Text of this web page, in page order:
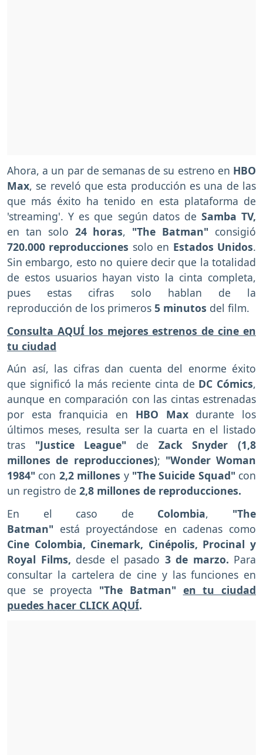
Ahora, a un par de semanas de su estreno en HBO
Max, se reveló que esta producción es una de las
que más éxito ha tenido en esta plataforma de
'streaming'. Y es que según datos de Samba TV,
en tan solo 24 horas, "The Batman" consigió
720.000 reproducciones solo en Estados Unidos.
Sin embargo, esto no quiere decir que la totalidad
de estos usuarios hayan visto la cinta completa,
pues estas cifras solo hablan de la
reproducción de los primeros 5 minutos del film.
Consulta AQUÍ los mejores estrenos de cine en
tu ciudad
Aún así, las cifras dan cuenta del enorme éxito
que significó la más reciente cinta de DC Cómics,
aunque en comparación con las cintas estrenadas
por esta franquicia en HBO Max durante los
últimos meses, resulta ser la cuarta en el listado
tras "Justice League" de Zack Snyder (1,8
millones de reproducciones); "Wonder Woman
1984" con 2,2 millones y "The Suicide Squad" con
un registro de 2,8 millones de reproducciones.
En el caso de Colombia, "The
Batman" está proyectándose en cadenas como
Cine Colombia, Cinemark, Cinépolis, Procinal y
Royal Films, desde el pasado 3 de marzo. Para
consultar la cartelera de cine y las funciones en
que se proyecta "The Batman" en tu ciudad
puedes hacer CLICK AQUÍ.